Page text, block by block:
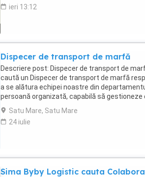
ieri 13:12
Dispecer de transport de marfă
Descriere post: Dispecer de transport de
caută un Dispecer de transport de marfă
a se alătura echipei noastre din
persoană organizată, capabilă să
și să asigure livrările ...
Satu Mare, Satu Mare
24 iulie
Sima Byby Logistic cauta